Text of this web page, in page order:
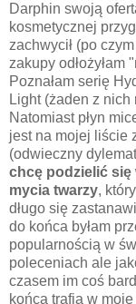
Darphin swoją
kosmetycznej
zachwycił (po
zakupy odłożyłam
Poznałam serię
Light (żaden z nich
Natomiast płyn
jest na mojej liście
(odwieczny
chcę podzielić się
mycia twarzy,
długo się
do końca byłam
popularnością w
poleceniach ale
czasem im coś
końca trafia w